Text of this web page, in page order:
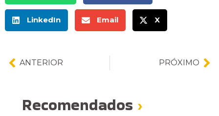
LinkedIn Email X
ANTERIOR PRÓXIMO
Recomendados ›